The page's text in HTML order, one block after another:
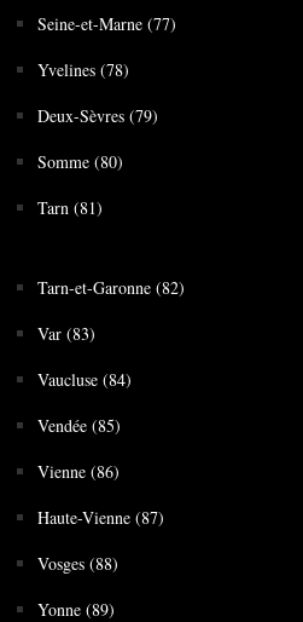
Seine-et-Marne (77)
Yvelines (78)
Deux-Sèvres (79)
Somme (80)
Tarn (81)
Tarn-et-Garonne (82)
Var (83)
Vaucluse (84)
Vendée (85)
Vienne (86)
Haute-Vienne (87)
Vosges (88)
Yonne (89)